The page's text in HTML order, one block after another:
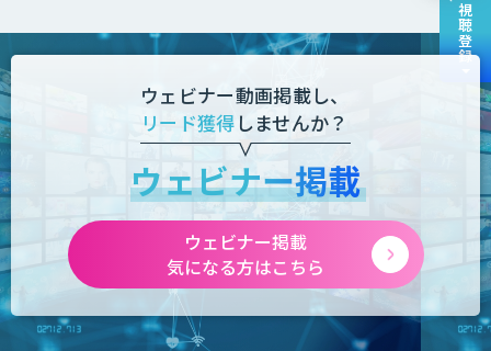
視聴登録
ウェビナー動画掲載し、
リード獲得 しませんか？
ウェビナー掲載
ウェビナー掲載
気になる方はこちら